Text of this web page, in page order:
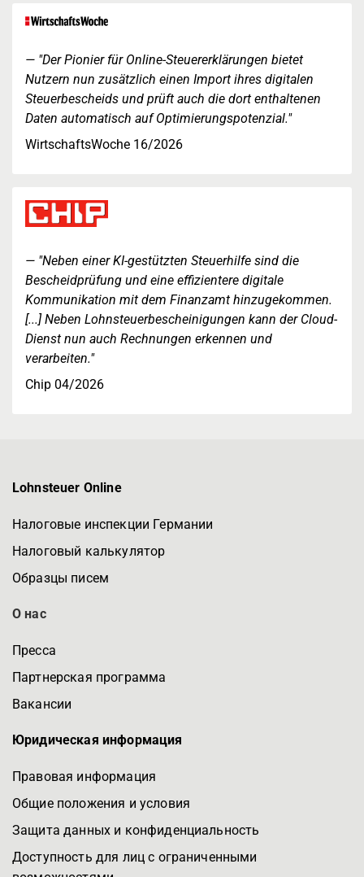
"Der Pionier für Online-Steuererklärungen bietet
Nutzern nun zusätzlich einen Import ihres digitalen
Steuerbescheids und prüft auch die dort enthaltenen
Daten automatisch auf Optimierungspotenzial."
WirtschaftsWoche 16/2026
"Neben einer KI-gestützten Steuerhilfe sind die
Bescheidprüfung und eine effizientere digitale
Kommunikation mit dem Finanzamt hinzugekommen.
[...] Neben Lohnsteuerbescheinigungen kann der Cloud-
Dienst nun auch Rechnungen erkennen und
verarbeiten."
Chip 04/2026
Lohnsteuer Online
Налоговые инспекции Германии
Налоговый калькулятор
Образцы писем
О нас
Пресса
Партнерская программа
Вакансии
Юридическая информация
Правовая информация
Общие положения и условия
Защита данных и конфиденциальность
Доступность для лиц с ограниченными